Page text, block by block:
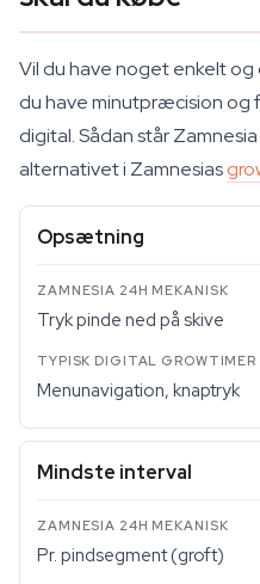
Vil du have noget enkelt og
du have minutpræcision og
digital. Sådan står
alternativet i Zamnesias
Opsætning
Tryk pinde ned på skive
Menunavigation, knaptryk
Mindste interval
Pr. pindsegment (groft)